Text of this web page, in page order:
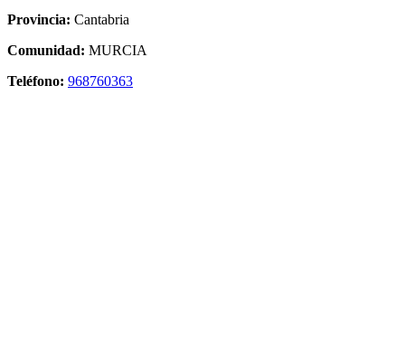
Provincia: Cantabria
Comunidad: MURCIA
Teléfono: 968760363